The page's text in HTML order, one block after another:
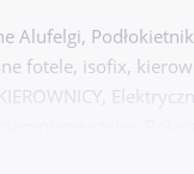
Alufelgi,
fotele, isofix,
W